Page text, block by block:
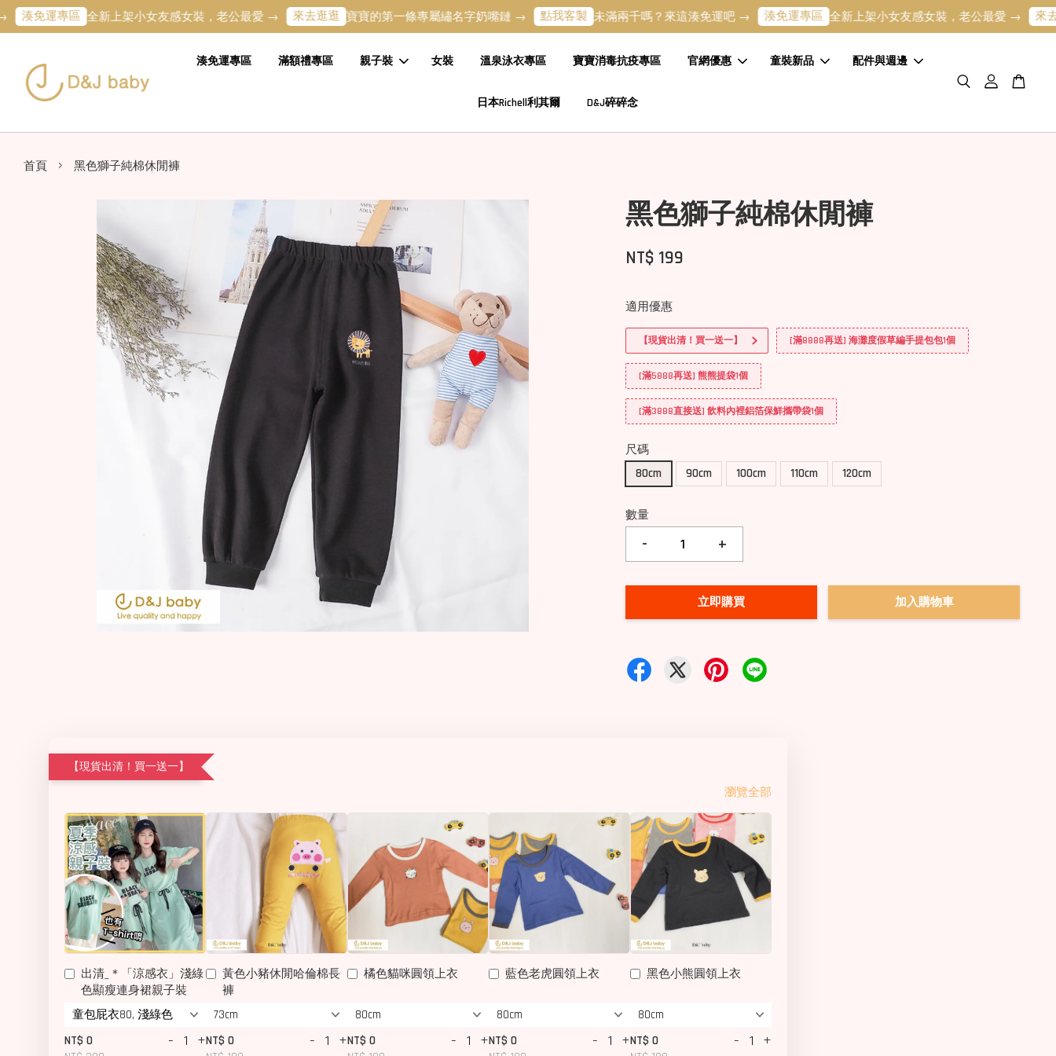
運專區 全新上架小女友感女裝，老公最愛 → 來去逛逛 寶寶的第一條專屬繡名字奶嘴鏈 → 點我客製 未滿兩千嗎？來這湊免運吧 → 湊免運專區 全新上架小女友感女裝，老公最愛 → 來去逛逛
湊免運專區 滿額禮專區 親子裝 女裝 溫泉泳衣專區 寶寶消毒抗疫專區 官網優惠 童裝新品 配件與週邊
日本Richell利其爾 D&J碎碎念
首頁 › 黑色獅子純棉休閒褲
黑色獅子純棉休閒褲
NT$ 199
適用優惠
【現貨出清！買一送一】 [滿8888再送] 海灘度假草編手提包包1個
[滿5888再送] 熊熊提袋1個
[滿3888直接送] 飲料內裡鋁箔保鮮攜帶袋1個
尺碼
80cm
90cm 100cm 110cm 120cm
數量
- +
立即購買 加入購物車
【現貨出清！買一送一】
瀏覽全部
出清_＊「涼感衣」淺綠
色顯瘦連身裙親子裝
NT$ 0
- +
黃色小豬休閒哈倫棉長
褲
NT$ 0
- +
橘色貓咪圓領上衣
NT$ 0
- +
藍色老虎圓領上衣
NT$ 0
- +
黑色小熊圓領上衣
NT$ 0
- +